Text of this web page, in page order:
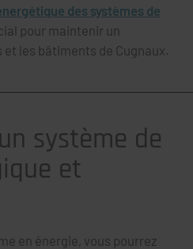
des systèmes de
pour maintenir un
les bâtiments de Cugnaux.
système de
et
en énergie, vous pourrez